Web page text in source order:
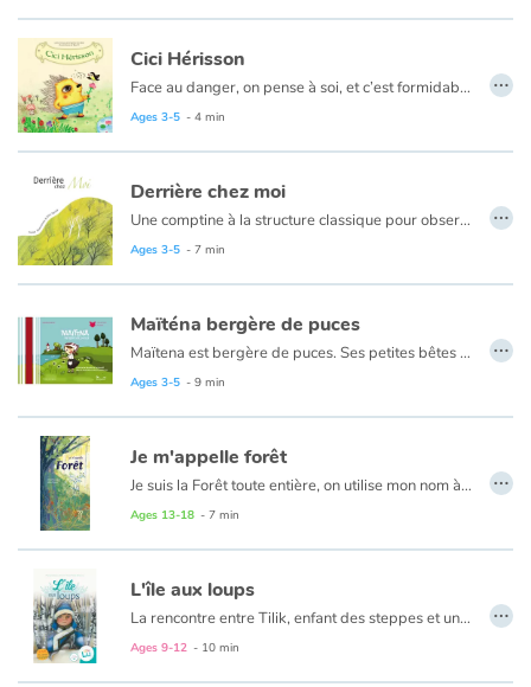
Cici Hérisson
Face au danger, on pense à soi, et c’est formidable de penser à protéger aussi les autres ! C’est ce que fait Cici le petit hérisson lors de sa rencontre avec l’incroyable champignon rouge. Même s'il a très peur pour lui, en pensant à son ami Weiwei et avec le réconfort de son papa Haobaba, Cici surmontera les épreuves.
Ages 3-5 - 4 min
…
Derrière chez moi
Une comptine à la structure classique pour observer le monde un peu atypique qui se joue derrière la maison, apprendre les jours de la semaine ou simplement rêver au gré des illustrations délicates de la jeune coréenne Hyuna Shin.
Ages 3-5 - 7 min
…
Maïténa bergère de puces
Maïtena est bergère de puces. Ses petites bêtes se sont échappées : vite ! Elle doit les retrouver pour les confier à Pustule, le dresseur de puces. Mais cela s’avère plus difficile qu’elle ne le pensait...
Ages 3-5 - 9 min
…
Je m'appelle forêt
Je suis la Forêt toute entière, on utilise mon nom à torts et de travers. Je pourrais tant m’épanouir, si seulement on me laissait faire ! Un manifeste poétique pour faire résonner le cri d’une forêt vosgienne qui, comme ses sœurs autour d’elle, souffre de l’[in]action de l’espèce humaine.
Ages 13-18 - 7 min
…
L'île aux loups
La rencontre entre Tilik, enfant des steppes et un loup... Très beau conte sur l'amitié homme animal.
Ages 9-12 - 10 min
…